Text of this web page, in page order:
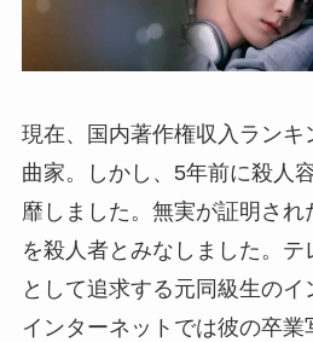
現在、国内著作権収入ラン
曲家。しかし、5年前に殺人
靡しました。無実が証明され
を殺人者とみなしました。
として追求する元同級生のイ
インターネットでは彼の卒